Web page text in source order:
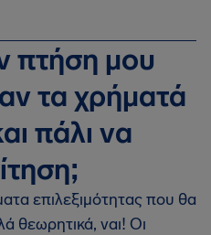
πτήση μου
τα χρήματά
πάλι να
επιλεξιμότητας που θα
θεωρητικά, ναι! Οι